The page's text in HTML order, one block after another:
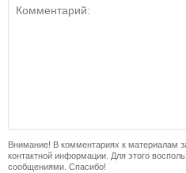
Внимание! В комментариях к материалам
контактной информации. Для этого
сообщениями. Спасибо!